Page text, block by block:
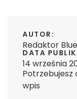
AUTOR:
Redaktor
DATA
14 września
Potrzebujesz
wpis